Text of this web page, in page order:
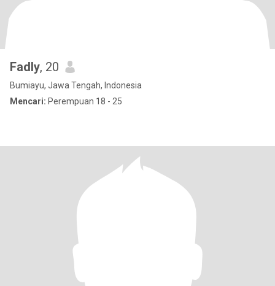
Fadly, 20
Bumiayu, Jawa Tengah, Indonesia
Mencari: Perempuan 18 - 25